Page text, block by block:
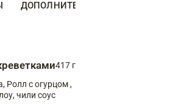
ДОПОЛНИТЕЛЬНО
417 г
Ролл с огурцом ,
чили соус